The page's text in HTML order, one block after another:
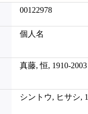
00122978
個人名
真藤, 恒, 1910-2003
シントウ, ヒサシ,